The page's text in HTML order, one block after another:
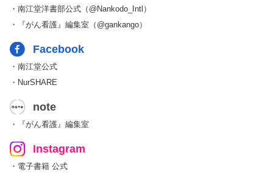
・南江堂洋書部公式（@Nankodo_Intl）
・『がん看護』編集室（@gankango）
Facebook
・南江堂公式
・NurSHARE
note
・『がん看護』編集室
Instagram
・電子書籍 公式